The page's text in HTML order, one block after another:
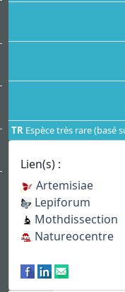
TR Espèce très rare (basé
Lien(s) :
Artemisiae
Lepiforum
Mothdissection
Natureocentre